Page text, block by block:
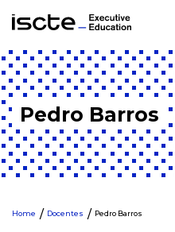
Pedro Barros
Home Docentes Pedro Barros